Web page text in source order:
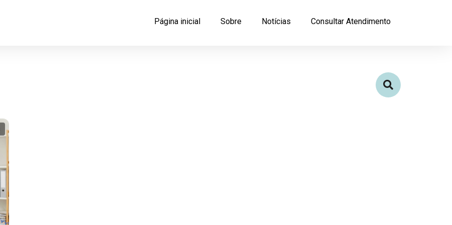
Página inicial Sobre Notícias Consultar Atendimento